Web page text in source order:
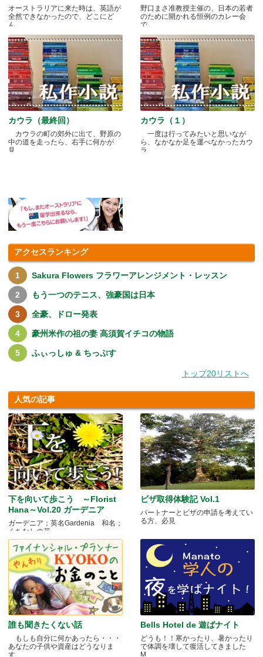
オーストラリアに来た時は、英語が
全然できなかったので、どこにど
ん.....
野口まさ准教授主催の、日本の若者
のために開かれる恒例のカレー会
で.....
カウラ（最終回）
カウラの町の郊外に出て、野原の
中の道を走ったら、右手に何かが
見.....
カウラ（１）
一度は行ってみたいと思いなが
ら、なかなか足を運べなかったカウ
ラ.....
アクセスランキング
Sakura Flowers フラワーアレンジメント・レッスン
もう一つのテニス、強豪国は日本
全豪、ドロー発表
豪州米作の祖の妻 高須賀イチコの物語
ふぃっしゅ & ちっぷす
トップ20リストへ
人気の記事
下を向いて歩こう ～Florist
Hana～Vol.20 ガーデニア
ガーデニア；英名Gardenia 和名；
くちなしの花 .....
ビザ取得体験記 Vol.1
パートナーとビザの申請を考えてい
る方、必見
誰も聞きたくない話
もしも自分に何かあったら・・・
あなたの子供や資産はどうなりま
す.....
Bells Hotel de 遊ばナイト
どうも！！寒かったり、暑かったり
で体調を壊して復活してきました
M.....